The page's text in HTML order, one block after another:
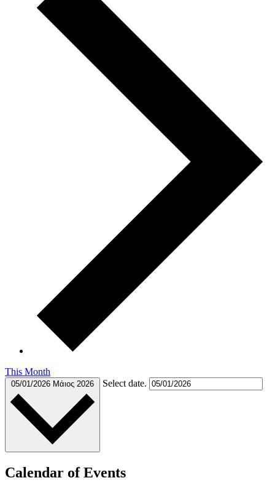
This Month
05/01/2026 Μάιος 2026 Select date.
Calendar of Events